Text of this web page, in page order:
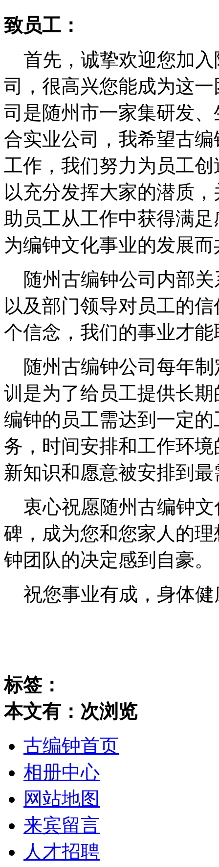
致员工：
首先，诚挚欢迎您加入
司，很高兴您能成为这
司是随州市一家集研发
合实业公司，我希望古
工作，我们努力为员工
以充分发挥大家的潜质
助员工从工作中获得满
为编钟文化事业的发展
随州古编钟公司内部关
以及部门领导对员工的
个信念，我们的事业才
随州古编钟公司每年制
训是为了给员工提供长
编钟的员工需达到一定
务，时间安排和工作环
新知识和愿意被安排到
衷心祝愿随州古编钟文
碑，成为您和您家人的
钟团队的决定感到自豪。
祝您事业有成，身体健
标签：
本文有： 次浏览
古编钟首页
相册中心
网站地图
来宾留言
人才招聘